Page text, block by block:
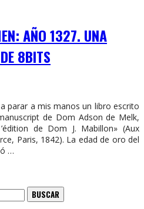
AÑO 1327. UNA
8BITS
parar a mis manos un libro escrito
de Dom Adson de Melk,
de Dom J. Mabillon» (Aux
Paris, 1842). La edad de oro del
…